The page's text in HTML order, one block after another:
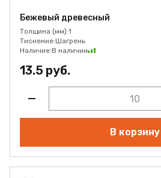
Бежевый древесный
Толщина (мм):1
Тиснение:Шагрень
Наличие:В наличии
13.5 руб.
В корзину